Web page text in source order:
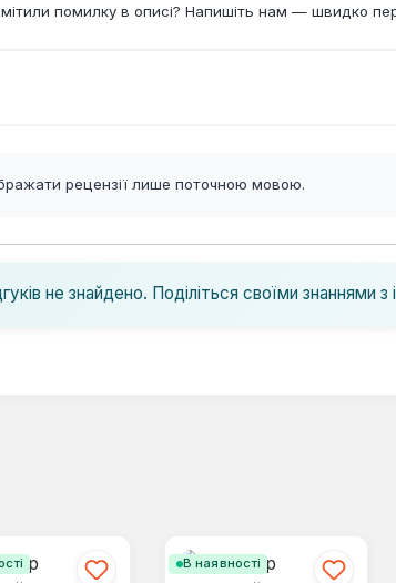
помилку в описі? Напишіть нам — швидко
рецензії лише поточною мовою.
не знайдено. Поділіться своїми знаннями з
В наявності